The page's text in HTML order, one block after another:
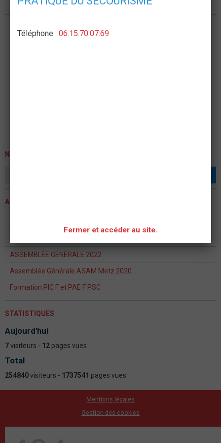
NEWSLETTER
ACTUALITÉS
ASSEMBLÉE GÉNÉRALE 2022
Assemblée Générale ASAM Metz 2020
Formation PIC F et PAE F PSC
STATISTIQUES
Aujourd'hui
7visiteurs - 12 pages vues
Total
254840visiteurs - 1737541 pages vues
Mentions légales
Gestion des cookies
Téléphone : 06.15.70.07.69
Fermer et accéder au site.